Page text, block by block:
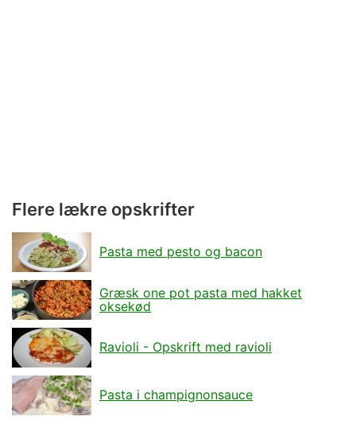
Flere lækre opskrifter
Pasta med pesto og bacon
Græsk one pot pasta med hakket
oksekød
Ravioli - Opskrift med ravioli
Pasta i champignonsauce